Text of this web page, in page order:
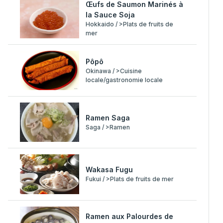
Œufs de Saumon Marinés à
la Sauce Soja
Hokkaido / >Plats de fruits de
mer
Pôpô
Okinawa / >Cuisine
locale/gastronomie locale
Ramen Saga
Saga / >Ramen
Wakasa Fugu
Fukui / >Plats de fruits de mer
Ramen aux Palourdes de